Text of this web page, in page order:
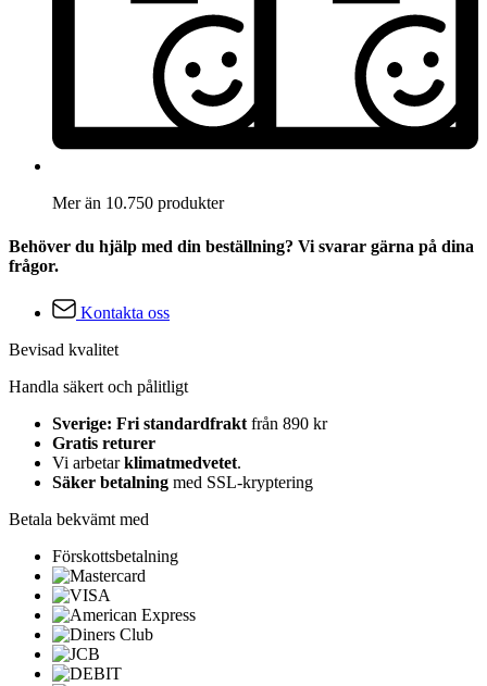
Mer än 10.750 produkter
Behöver du hjälp med din beställning? Vi svarar gärna på dina
frågor.
Kontakta oss
Bevisad kvalitet
Handla säkert och pålitligt
Sverige: Fri standardfrakt från 890 kr
Gratis returer
Vi arbetarklimatmedvetet.
Säker betalning med SSL-kryptering
Betala bekvämt med
Förskottsbetalning